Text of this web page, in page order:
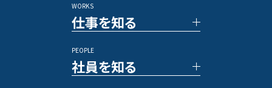
新規事業／投資事業
アワード/ランキング
社員の一日
各種制度
休暇／勤怠制度
WORKS
仕事を知る
事例紹介
業務内容
PEOPLE
社員を知る